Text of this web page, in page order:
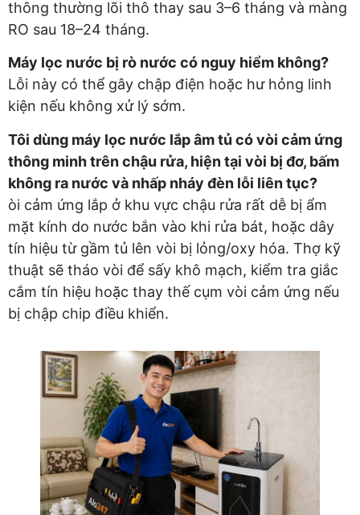
thông thường lõi thô thay sau 3–6 tháng và màng
RO sau 18–24 tháng.
Máy lọc nước bị rò nước có nguy hiểm không?
Lỗi này có thể gây chập điện hoặc hư hỏng linh
kiện nếu không xử lý sớm.
Tôi dùng máy lọc nước lắp âm tủ có vòi cảm ứng
thông minh trên chậu rửa, hiện tại vòi bị đơ, bấm
không ra nước và nhấp nháy đèn lỗi liên tục?
òi cảm ứng lắp ở khu vực chậu rửa rất dễ bị ẩm
mặt kính do nước bắn vào khi rửa bát, hoặc dây
tín hiệu từ gầm tủ lên vòi bị lỏng/oxy hóa. Thợ kỹ
thuật sẽ tháo vòi để sấy khô mạch, kiểm tra giắc
cắm tín hiệu hoặc thay thế cụm vòi cảm ứng nếu
bị chập chip điều khiển.